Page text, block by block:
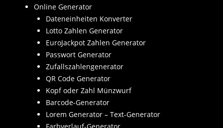
Online Generator
Dateneinheiten Konverter
Lotto Zahlen Generator
EuroJackpot Zahlen Generator
Passwort Generator
Zufallszahlengenerator
QR Code Generator
Kopf oder Zahl Münzwurf
Barcode-Generator
Lorem Generator – Text-Generator
Farbverlauf-Generator